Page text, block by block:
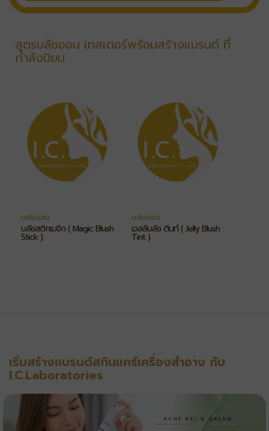
สูตรบลัชออน เทสเตอร์พร้อมสร้างแบรนด์ ที่
กำลังนิยม
บลัชออน
บลัชสติ๊กเมจิก ( Magic Blush
Stick )
บลัชออน
เจลลี่บลัช ติ้นท์ ( Jelly Blush
Tint )
เริ่มสร้างแบรนด์สกินแคร์เครื่องสำอาง กับ
I.C.Laboratories